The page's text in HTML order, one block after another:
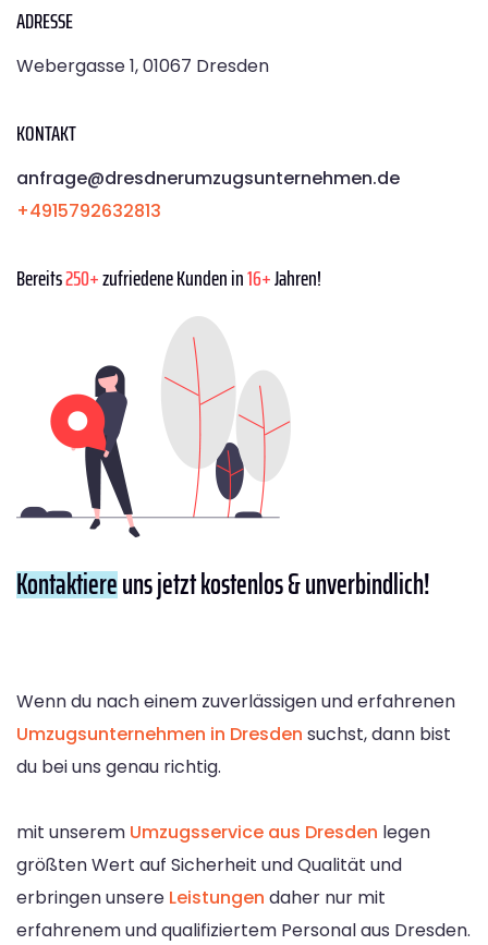
ADRESSE
Webergasse 1, 01067 Dresden
KONTAKT
anfrage@dresdnerumzugsunternehmen.de
+4915792632813
Bereits250+zufriedene Kunden in16+Jahren!
Kontaktiereuns jetzt kostenlos & unverbindlich!
Wenn du nach einem zuverlässigen und erfahrenen
Umzugsunternehmen in Dresden suchst, dann bist
du bei uns genau richtig.
mit unserem Umzugsservice aus Dresden legen
größten Wert auf Sicherheit und Qualität und
erbringen unsere Leistungen daher nur mit
erfahrenem und qualifiziertem Personal aus Dresden.